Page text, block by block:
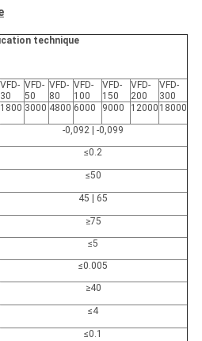
technique
VFD-
30
VFD-
50
VFD-
80
VFD-
100
VFD-
150
VFD-
200
VFD-
300
1800 3000 4800 6000 9000 12000 18000
-0,092 | -0,099
≤0.2
≤50
45 | 65
≥75
≤5
≤0.005
≥40
≤4
≤0.1